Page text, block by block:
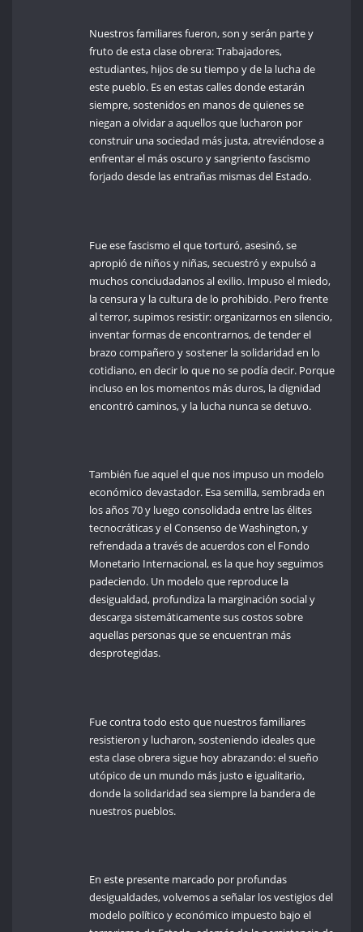
Nuestros familiares fueron, son y serán parte y
fruto de esta clase obrera: Trabajadores,
estudiantes, hijos de su tiempo y de la lucha de
este pueblo. Es en estas calles donde estarán
siempre, sostenidos en manos de quienes se
niegan a olvidar a aquellos que lucharon por
construir una sociedad más justa, atreviéndose a
enfrentar el más oscuro y sangriento fascismo
forjado desde las entrañas mismas del Estado.
Fue ese fascismo el que torturó, asesinó, se
apropió de niños y niñas, secuestró y expulsó a
muchos conciudadanos al exilio. Impuso el miedo,
la censura y la cultura de lo prohibido. Pero frente
al terror, supimos resistir: organizarnos en silencio,
inventar formas de encontrarnos, de tender el
brazo compañero y sostener la solidaridad en lo
cotidiano, en decir lo que no se podía decir. Porque
incluso en los momentos más duros, la dignidad
encontró caminos, y la lucha nunca se detuvo.
También fue aquel el que nos impuso un modelo
económico devastador. Esa semilla, sembrada en
los años 70 y luego consolidada entre las élites
tecnocráticas y el Consenso de Washington, y
refrendada a través de acuerdos con el Fondo
Monetario Internacional, es la que hoy seguimos
padeciendo. Un modelo que reproduce la
desigualdad, profundiza la marginación social y
descarga sistemáticamente sus costos sobre
aquellas personas que se encuentran más
desprotegidas.
Fue contra todo esto que nuestros familiares
resistieron y lucharon, sosteniendo ideales que
esta clase obrera sigue hoy abrazando: el sueño
utópico de un mundo más justo e igualitario,
donde la solidaridad sea siempre la bandera de
nuestros pueblos.
En este presente marcado por profundas
desigualdades, volvemos a señalar los vestigios del
modelo político y económico impuesto bajo el